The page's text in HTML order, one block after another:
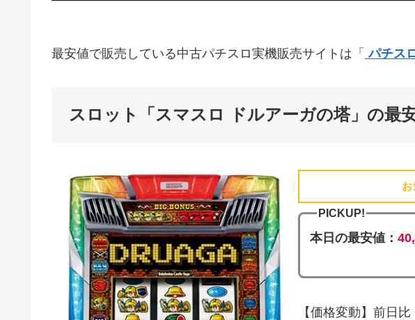
最安値で販売している中古パチスロ実機販売サイトは「 パチス
スロット「スマスロ ドルアーガの塔」の最
PICKUP!
本日の最安値：
【価格変動】前日